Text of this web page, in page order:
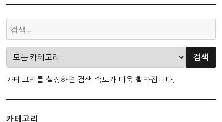
카테고리를 설정하면 검색 속도가 더욱 빨라집니다.
카테고리